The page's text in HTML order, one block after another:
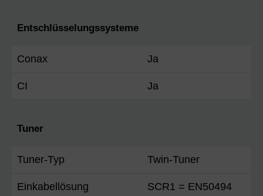
Entschlüsselungssysteme
Conax Ja
CI Ja
Tuner
Tuner-Typ Twin-Tuner
Einkabellösung
SCR1 = EN50494